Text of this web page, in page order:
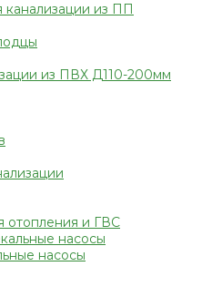
из ПП
из ПВХ Д110-200мм
отопления и ГВС
насосы
насосы